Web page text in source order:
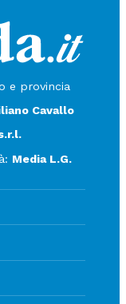
e provincia
Cavallo
Media L.G.